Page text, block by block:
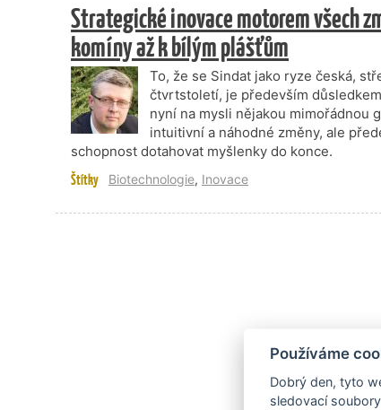
Strategické inovace motorem všech
komíny až k bílým plášťům
To, že se Sindat jako ryze česká,
čtvrtstoletí, je především
nyní na mysli nějakou mimořádnou
intuitivní a náhodné změny, ale
schopnost dotahovat myšlenky do konce.
Štítky Biotechnologie, Inovace
Používáme
Dobrý den, tyto
sledovací